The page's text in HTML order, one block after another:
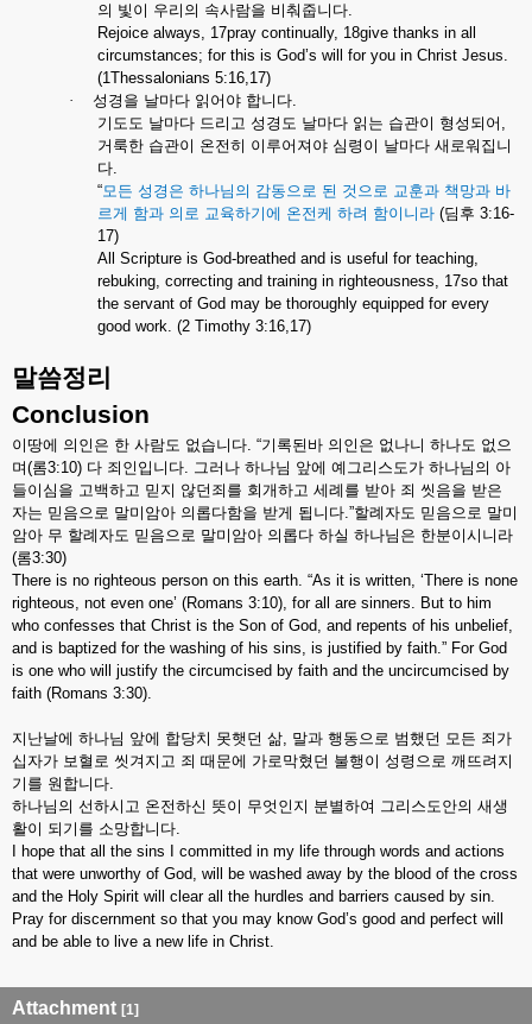
의 빛이 우리의 속사람을 비춰줍니다.
Rejoice always, 17pray continually, 18give thanks in all
circumstances; for this is God’s will for you in Christ Jesus.
(1Thessalonians 5:16,17)
·
성경을 날마다 읽어야 합니다.
기도도 날마다 드리고 성경도 날마다 읽는 습관이 형성되어 ,
거룩한 습관이 온전히 이루어져야 심령이 날마다 새로워집니
다.
“모든 성경은 하나님의 감동으로 된 것으로 교훈과 책망과 바
르게 함과 의로 교육하기에 온전케 하려 함이니라 (딤후 3:16-
17)
All Scripture is God-breathed and is useful for teaching,
rebuking, correcting and training in righteousness, 17so that
the servant of God may be thoroughly equipped for every
good work. (2 Timothy 3:16,17)
말씀정리
Conclusion
이땅에 의인은 한 사람도 없습니다. “기록된바 의인은 없나니 하나도 없으
며(롬3:10) 다 죄인입니다. 그러나 하나님 앞에 예그리스도가 하나님의 아
들이심을 고백하고 믿지 않던죄를 회개하고 세례를 받아 죄 씻음을 받은
자는 믿음으로 말미암아 의롭다함을 받게 됩니다.”할례자도 믿음으로 말미
암아 무 할례자도 믿음으로 말미암아 의롭다 하실 하나님은 한분이시니라
(롬3:30)
There is no righteous person on this earth. “As it is written, ‘There is none
righteous, not even one’ (Romans 3:10), for all are sinners. But to him
who confesses that Christ is the Son of God, and repents of his unbelief,
and is baptized for the washing of his sins, is justified by faith.” For God
is one who will justify the circumcised by faith and the uncircumcised by
faith (Romans 3:30).
지난날에 하나님 앞에 합당치 못햇던 삶, 말과 행동으로 범했던 모든 죄가
십자가 보혈로 씻겨지고 죄 때문에 가로막혔던 불행이 성령으로 깨뜨려지
기를 원합니다.
하나님의 선하시고 온전하신 뜻이 무엇인지 분별하여 그리스도안의 새생
활이 되기를 소망합니다.
I hope that all the sins I committed in my life through words and actions
that were unworthy of God, will be washed away by the blood of the cross
and the Holy Spirit will clear all the hurdles and barriers caused by sin.
Pray for discernment so that you may know God’s good and perfect will
and be able to live a new life in Christ.
Attachment [1]